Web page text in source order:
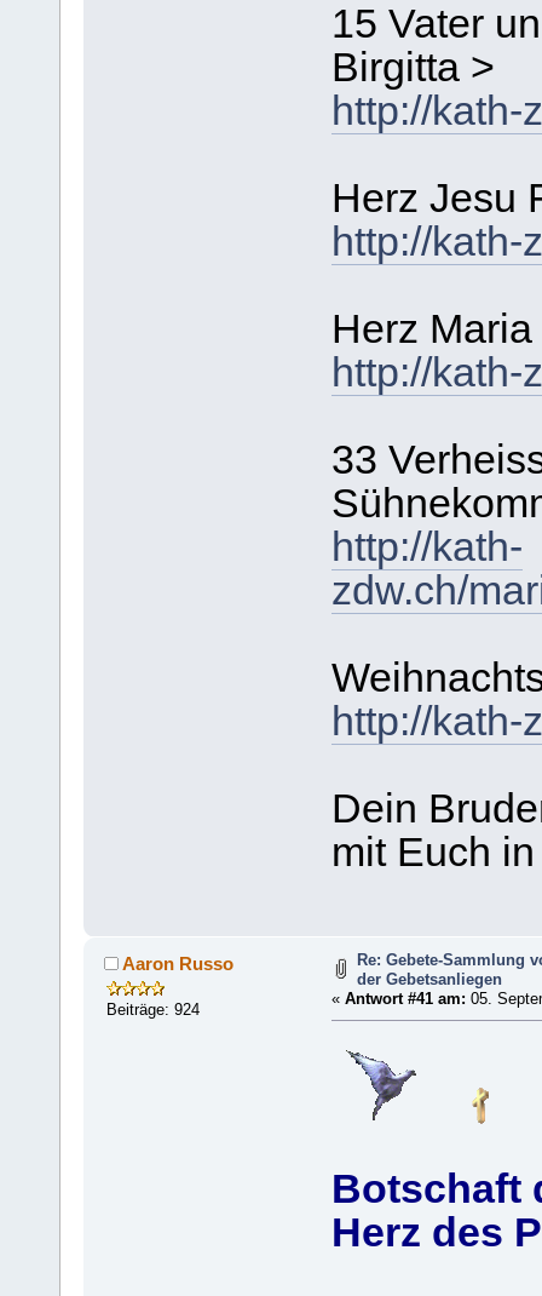
15 Vater
Birgitta >
http://kath-
Herz Jesu
http://kath-
Herz
http://kath-
33
http://kath-
zdw.ch/
http://kath-
Dein
mit Euch
Aaron Russo
Beiträge: 924
Re: Gebete-Sammlung
der Gebetsanliegen
« Antwort #41 am: 05.
Botschaft
Herz des